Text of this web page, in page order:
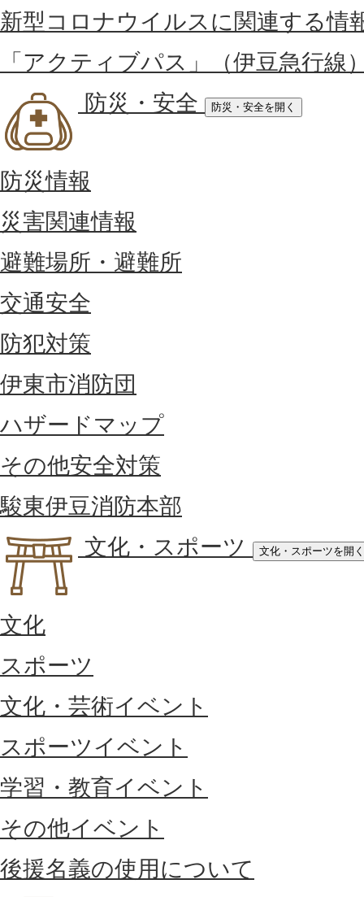
新型コロナウイルスに関連する情
「アクティブパス」（伊豆急行線
防災・安全
防災・安全を開く
防災情報
災害関連情報
避難場所・避難所
交通安全
防犯対策
伊東市消防団
ハザードマップ
その他安全対策
駿東伊豆消防本部
文化・スポーツ
文化・スポーツを開く
文化
スポーツ
文化・芸術イベント
スポーツイベント
学習・教育イベント
その他イベント
後援名義の使用について